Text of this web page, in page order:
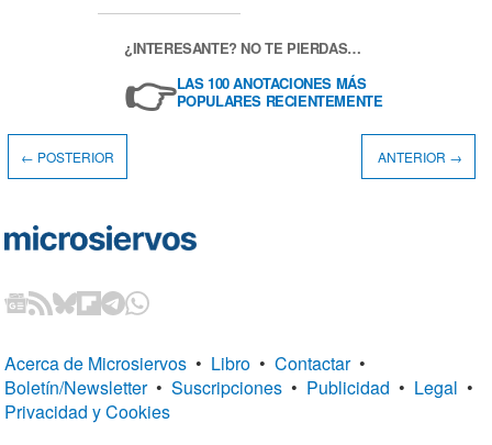
¿INTERESANTE? NO TE PIERDAS…
👉LAS 100 ANOTACIONES MÁS
POPULARES RECIENTEMENTE
← POSTERIOR ANTERIOR →
Acerca de Microsiervos • Libro • Contactar •
Boletín/Newsletter • Suscripciones • Publicidad • Legal •
Privacidad y Cookies